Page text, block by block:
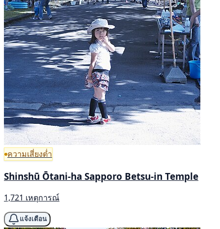
ความเสี่ยงต่ำ
Shinshū Ōtani-ha Sapporo Betsu-in Temple
1,721 เหตุการณ์
แจ้งเตือน